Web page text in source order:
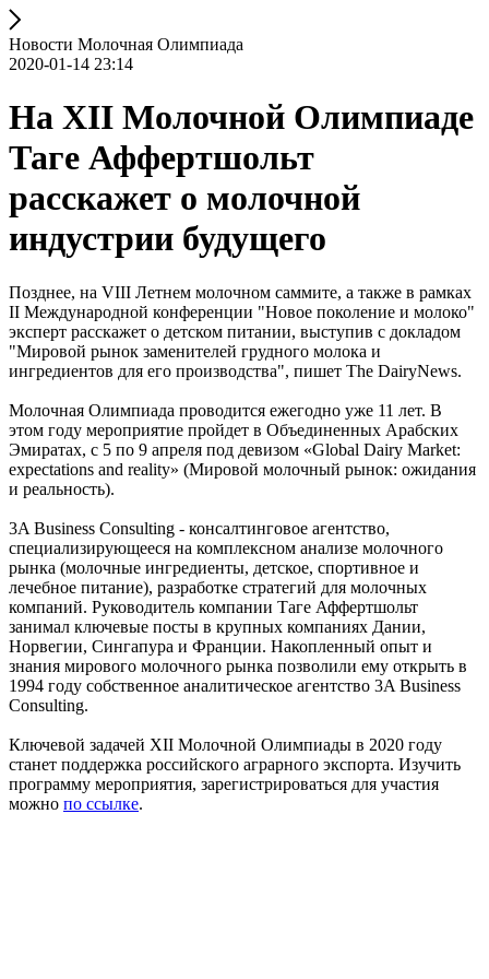
Новости Молочная Олимпиада
2020-01-14 23:14
На XII Молочной Олимпиаде
Таге Аффертшольт
расскажет о молочной
индустрии будущего
Позднее, на VIII Летнем молочном саммите, а также в рамках
II Международной конференции "Новое поколение и молоко"
эксперт расскажет о детском питании, выступив с докладом
"Мировой рынок заменителей грудного молока и
ингредиентов для его производства", пишет The DairyNews.
Молочная Олимпиада проводится ежегодно уже 11 лет. В
этом году мероприятие пройдет в Объединенных Арабских
Эмиратах, с 5 по 9 апреля под девизом «Global Dairy Market:
expectations and reality» (Мировой молочный рынок: ожидания
и реальность).
3A Business Consulting - консалтинговое агентство,
специализирующееся на комплексном анализе молочного
рынка (молочные ингредиенты, детское, спортивное и
лечебное питание), разработке стратегий для молочных
компаний. Руководитель компании Таге Аффертшольт
занимал ключевые посты в крупных компаниях Дании,
Норвегии, Сингапура и Франции. Накопленный опыт и
знания мирового молочного рынка позволили ему открыть в
1994 году собственное аналитическое агентство 3A Business
Consulting.
Ключевой задачей XII Молочной Олимпиады в 2020 году
станет поддержка российского аграрного экспорта. Изучить
программу мероприятия, зарегистрироваться для участия
можно по ссылке.